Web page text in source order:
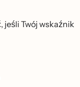
jeśli Twój wskaźnik